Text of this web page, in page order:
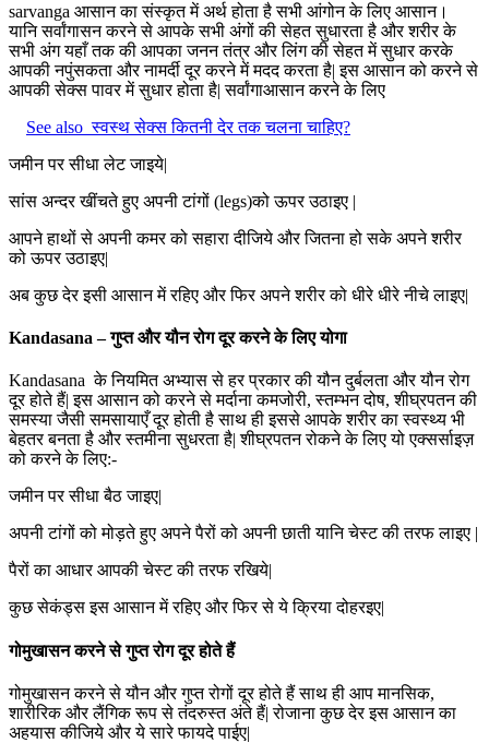
sarvanga आसान का संस्कृत में अर्थ होता है सभी आंगोन के लिए आसान।
यानि सर्वांगासन करने से आपके सभी अंगों की सेहत सुधारता है और शरीर के
सभी अंग यहाँ तक की आपका जनन तंत्र और लिंग की सेहत में सुधार करके
आपकी नपुंसकता और नामर्दी दूर करने में मदद करता है| इस आसान को करने से
आपकी सेक्स पावर में सुधार होता है| सर्वांगाआसान करने के लिए
See also स्वस्थ सेक्स कितनी देर तक चलना चाहिए?
जमीन पर सीधा लेट जाइये|
सांस अन्दर खींचते हुए अपनी टांगों (legs)को ऊपर उठाइए |
आपने हाथों से अपनी कमर को सहारा दीजिये और जितना हो सके अपने शरीर
को ऊपर उठाइए|
अब कुछ देर इसी आसान में रहिए और फिर अपने शरीर को धीरे धीरे नीचे लाइए|
Kandasana – गुप्त और यौन रोग दूर करने के लिए योगा
Kandasana के नियमित अभ्यास से हर प्रकार की यौन दुर्बलता और यौन रोग
दूर होते हैं| इस आसान को करने से मर्दाना कमजोरी, स्तम्भन दोष, शीघ्रपतन की
समस्या जैसी समसायाएँ दूर होती है साथ ही इससे आपके शरीर का स्वस्थ्य भी
बेहतर बनता है और स्तमीना सुधरता है| शीघ्रपतन रोकने के लिए यो एक्सर्साइज़
को करने के लिए:-
जमीन पर सीधा बैठ जाइए|
अपनी टांगों को मोड़ते हुए अपने पैरों को अपनी छाती यानि चेस्ट की तरफ लाइए |
पैरों का आधार आपकी चेस्ट की तरफ रखिये|
कुछ सेकंड्स इस आसान में रहिए और फिर से ये क्रिया दोहरइए|
गोमुखासन करने से गुप्त रोग दूर होते हैं
गोमुखासन करने से यौन और गुप्त रोगों दूर होते हैं साथ ही आप मानसिक,
शारीरिक और लैंगिक रूप से तंदरुस्त अंते हैं| रोजाना कुछ देर इस आसान का
अहयास कीजिये और ये सारे फायदे पाईए|